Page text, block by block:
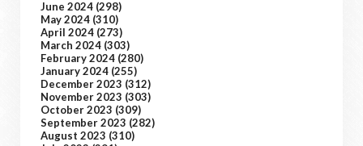
June 2024 (298)
May 2024 (310)
April 2024 (273)
March 2024 (303)
February 2024 (280)
January 2024 (255)
December 2023 (312)
November 2023 (303)
October 2023 (309)
September 2023 (282)
August 2023 (310)